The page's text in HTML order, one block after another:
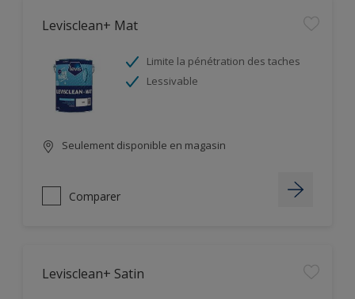
Levisclean+ Mat
Limite la pénétration des taches
Lessivable
Seulement disponible en magasin
Comparer
Levisclean+ Satin